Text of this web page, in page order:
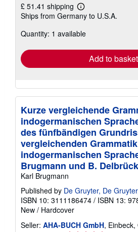
£ 51.41 shipping
Learn
more
shipping
Ships from Germany to U.S.A.
Quantity: 1 available
Add to basket
Kurze vergleichende
indogermanischen
des fünfbändigen
vergleichenden
indogermanischen
Brugmann und B. Delbrück
Karl Brugmann
Published by De Gruyter, De Gruyter
ISBN 10: 3111186474 / ISBN 13:
New / Hardcover
Seller: AHA-BUCH GmbH,